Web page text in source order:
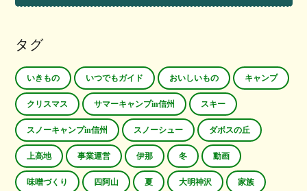
タグ
いきもの いつでもガイド おいしいもの キャンプ
クリスマス サマーキャンプin信州 スキー
スノーキャンプin信州 スノーシュー ダボスの丘
上高地 事業運営 伊那 冬 動画
味噌づくり 四阿山 夏 大明神沢 家族